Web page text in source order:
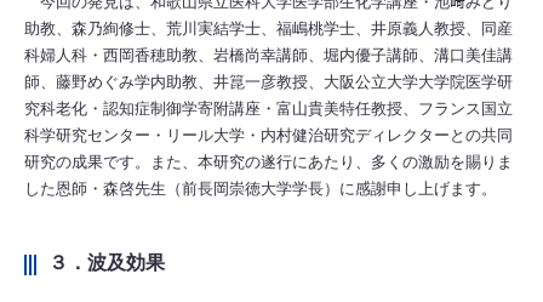
助教、森乃絢修士、荒川実結学士、福嶋桃学士、井原義人教授、同産
科婦人科・西岡香穂助教、岩橋尚幸講師、堀内優子講師、溝口美佳講
師、藤野めぐみ学内助教、井箟一彦教授、大阪公立大学大学院医学研
究科老化・認知症制御学寄附講座・富山貴美特任教授、フランス国立
科学研究センター・リール大学・内村健治研究ディレクターとの共同
研究の成果です。また、本研究の遂行にあたり、多くの激励を賜りま
した恩師・森啓先生（前長岡崇徳大学学長）に感謝申し上げます。
３．波及効果